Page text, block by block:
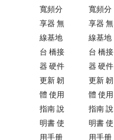
寬頻分
享器 無
線基地
台 橋接
器 硬件
更新 韌
體 使用
指南 說
明書 使
用手册
寬頻分
享器 無
線基地
台 橋接
器 硬件
更新 韌
體 使用
指南 說
明書 使
用手册